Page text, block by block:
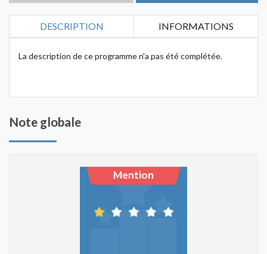
DESCRIPTION INFORMATIONS
La description de ce programme n'a pas été complétée.
Note globale
Mention